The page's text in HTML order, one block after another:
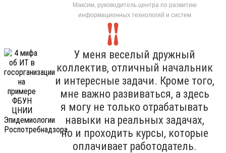
Максим, руководитель центра по развитию
информационных технологий и систем
У меня веселый дружный
коллектив, отличный начальник
и интересные задачи. Кроме того,
мне важно развиваться, а здесь
я могу не только отрабатывать
навыки на реальных задачах,
но и проходить курсы, которые
оплачивает работодатель.